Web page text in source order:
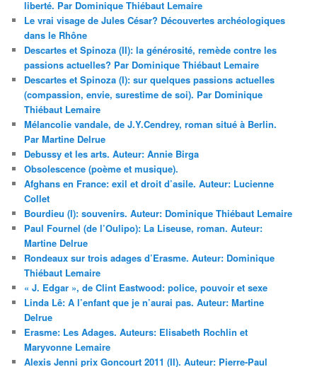
liberté. Par Dominique Thiébaut Lemaire
Le vrai visage de Jules César? Découvertes archéologiques
dans le Rhône
Descartes et Spinoza (II): la générosité, remède contre les
passions actuelles? Par Dominique Thiébaut Lemaire
Descartes et Spinoza (I): sur quelques passions actuelles
(compassion, envie, surestime de soi). Par Dominique
Thiébaut Lemaire
Mélancolie vandale, de J.Y.Cendrey, roman situé à Berlin.
Par Martine Delrue
Debussy et les arts. Auteur: Annie Birga
Obsolescence (poème et musique).
Afghans en France: exil et droit d’asile. Auteur: Lucienne
Collet
Bourdieu (I): souvenirs. Auteur: Dominique Thiébaut Lemaire
Paul Fournel (de l’Oulipo): La Liseuse, roman. Auteur:
Martine Delrue
Rondeaux sur trois adages d’Erasme. Auteur: Dominique
Thiébaut Lemaire
« J. Edgar », de Clint Eastwood: police, pouvoir et sexe
Linda Lê: A l’enfant que je n’aurai pas. Auteur: Martine
Delrue
Erasme: Les Adages. Auteurs: Elisabeth Rochlin et
Maryvonne Lemaire
Alexis Jenni prix Goncourt 2011 (II). Auteur: Pierre-Paul